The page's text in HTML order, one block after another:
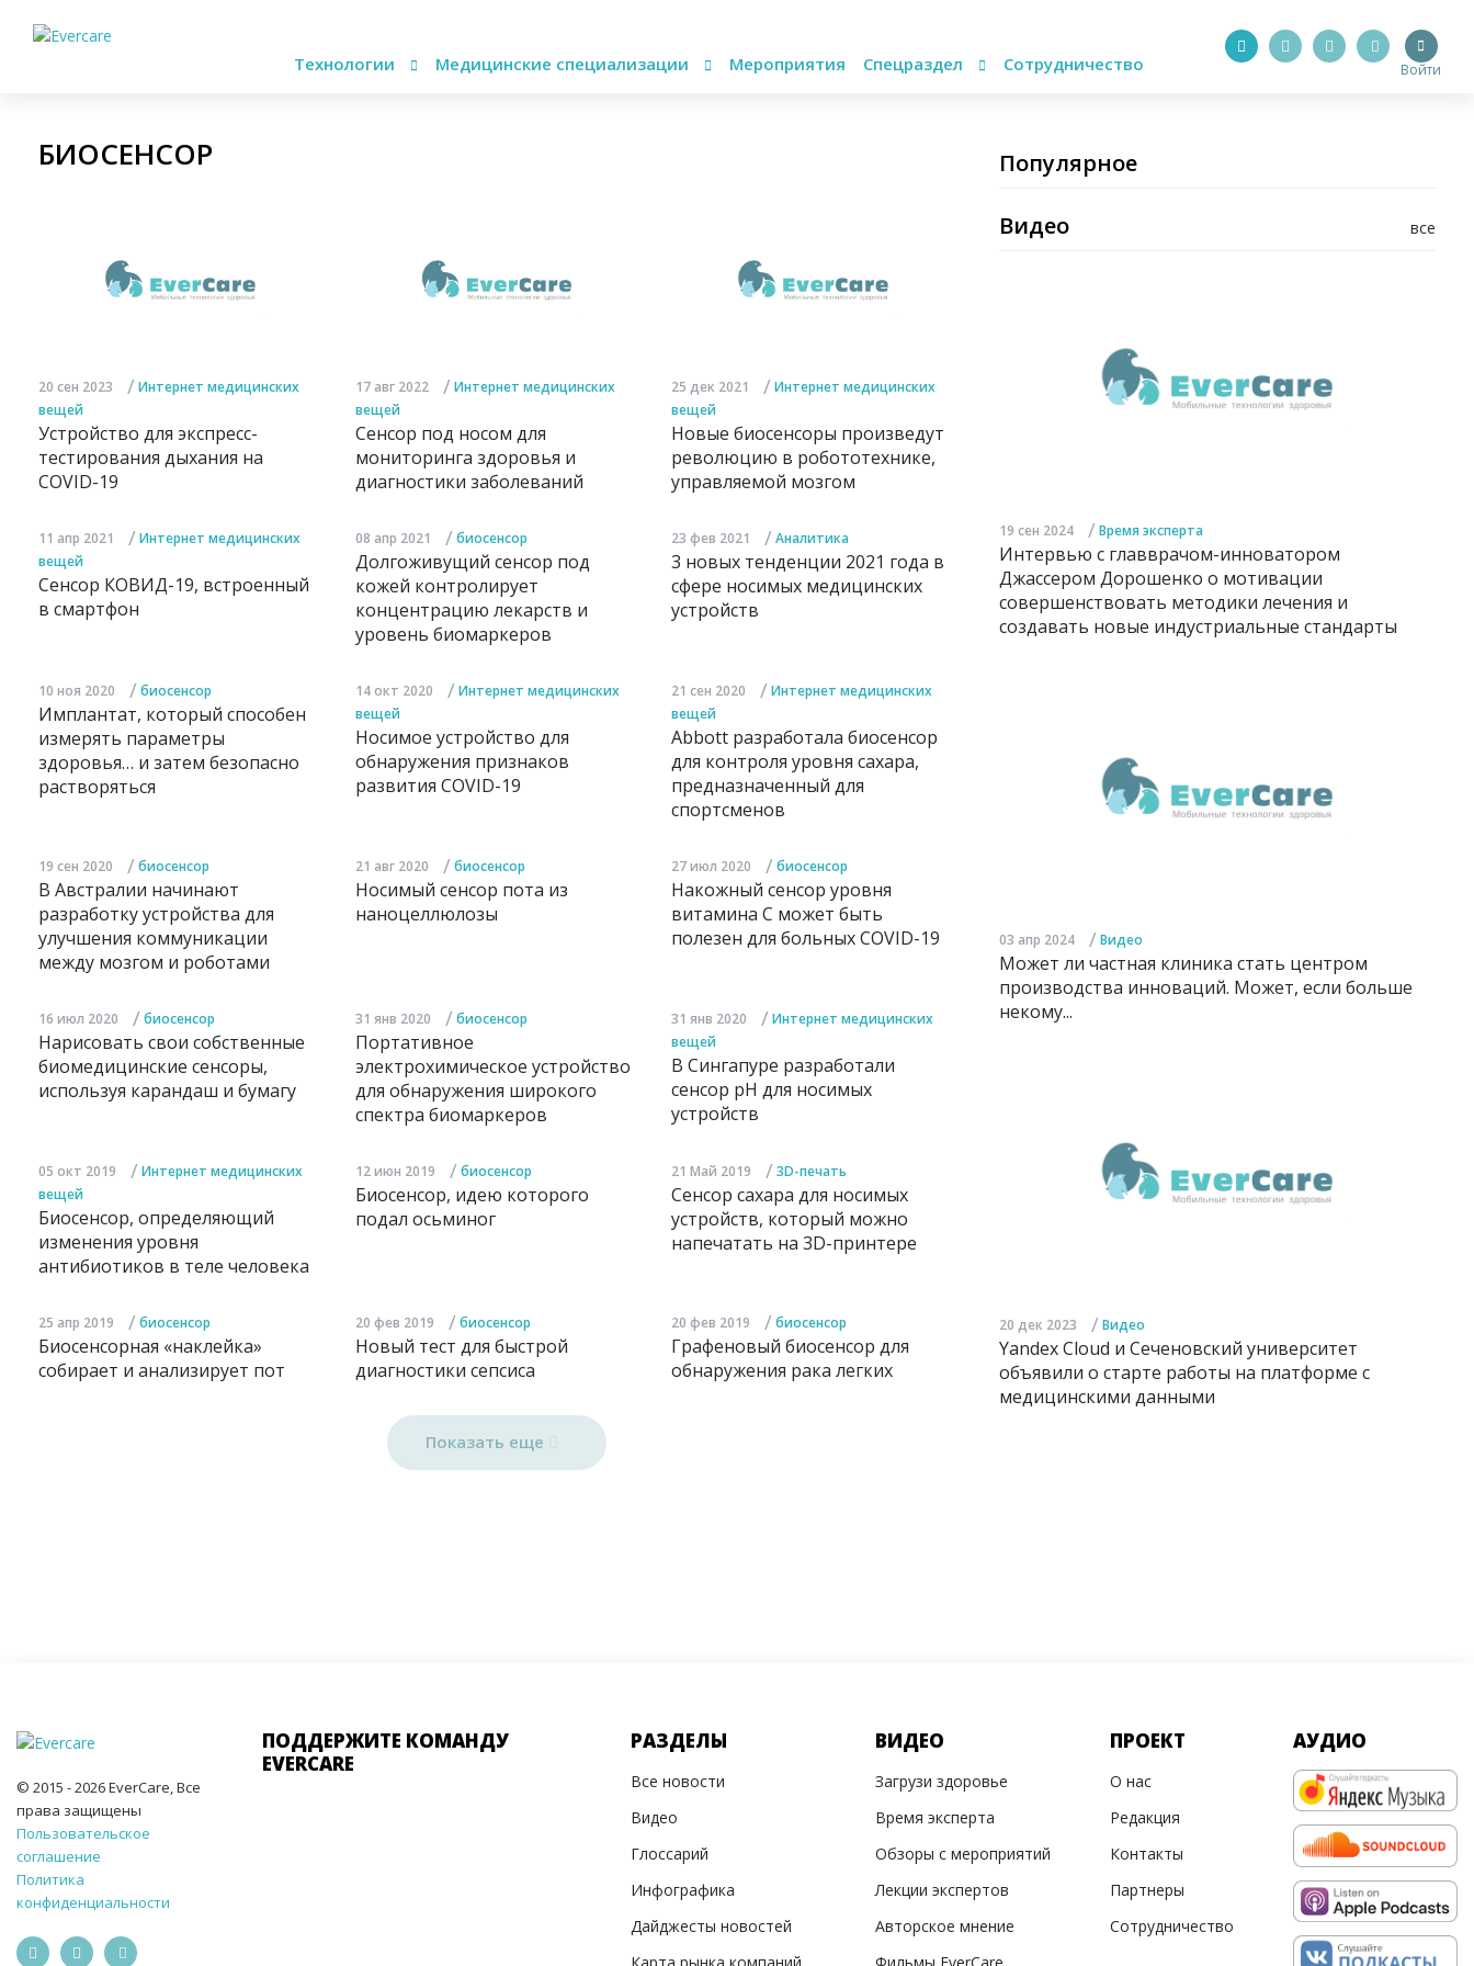
Технологии Медицинские специализации Мероприятия Спецраздел Сотрудничество Войти
БИОСЕНСОР
20 сен 2023 / Интернет медицинских
вещей
Устройство для экспресс-
тестирования дыхания на
COVID-19
17 авг 2022 / Интернет медицинских
вещей
Сенсор под носом для
мониторинга здоровья и
диагностики заболеваний
25 дек 2021 / Интернет медицинских
вещей
Новые биосенсоры произведут
революцию в робототехнике,
управляемой мозгом
11 апр 2021 / Интернет медицинских
вещей
Сенсор КОВИД-19, встроенный
в смартфон
08 апр 2021 / биосенсор
Долгоживущий сенсор под
кожей контролирует
концентрацию лекарств и
уровень биомаркеров
23 фев 2021 / Аналитика
3 новых тенденции 2021 года в
сфере носимых медицинских
устройств
10 ноя 2020 / биосенсор
Имплантат, который способен
измерять параметры
здоровья… и затем безопасно
растворяться
14 окт 2020 / Интернет медицинских
вещей
Носимое устройство для
обнаружения признаков
развития COVID-19
21 сен 2020 / Интернет медицинских
вещей
Abbott разработала биосенсор
для контроля уровня сахара,
предназначенный для
спортсменов
19 сен 2020 / биосенсор
В Австралии начинают
разработку устройства для
улучшения коммуникации
между мозгом и роботами
21 авг 2020 / биосенсор
Носимый сенсор пота из
наноцеллюлозы
27 июл 2020 / биосенсор
Накожный сенсор уровня
витамина С может быть
полезен для больных COVID-19
16 июл 2020 / биосенсор
Нарисовать свои собственные
биомедицинские сенсоры,
используя карандаш и бумагу
31 янв 2020 / биосенсор
Портативное
электрохимическое устройство
для обнаружения широкого
спектра биомаркеров
31 янв 2020 / Интернет медицинских
вещей
В Сингапуре разработали
сенсор pH для носимых
устройств
05 окт 2019 / Интернет медицинских
вещей
Биосенсор, определяющий
изменения уровня
антибиотиков в теле человека
12 июн 2019 / биосенсор
Биосенсор, идею которого
подал осьминог
21 Май 2019 / 3D-печать
Сенсор сахара для носимых
устройств, который можно
напечатать на 3D-принтере
25 апр 2019 / биосенсор
Биосенсорная «наклейка»
собирает и анализирует пот
20 фев 2019 / биосенсор
Новый тест для быстрой
диагностики сепсиса
20 фев 2019 / биосенсор
Графеновый биосенсор для
обнаружения рака легких
Показать еще
Популярное
все
Видео
19 сен 2024 / Время эксперта
Интервью с главврачом-инноватором
Джассером Дорошенко о мотивации
совершенствовать методики лечения и
создавать новые индустриальные стандарты
03 апр 2024 / Видео
Может ли частная клиника стать центром
производства инноваций. Может, если больше
некому...
20 дек 2023 / Видео
Yandex Cloud и Сеченовский университет
объявили о старте работы на платформе с
медицинскими данными
© 2015 - 2026 EverCare, Все
права защищены
Пользовательское
соглашение
Политика
конфиденциальности
ПОДДЕРЖИТЕ КОМАНДУ
EVERCARE
РАЗДЕЛЫ
Все новости
Видео
Глоссарий
Инфографика
Дайджесты новостей
ВИДЕО
Загрузи здоровье
Время эксперта
Обзоры с мероприятий
Лекции экспертов
Авторское мнение
ПРОЕКТ
О нас
Редакция
Контакты
Партнеры
Сотрудничество
АУДИО